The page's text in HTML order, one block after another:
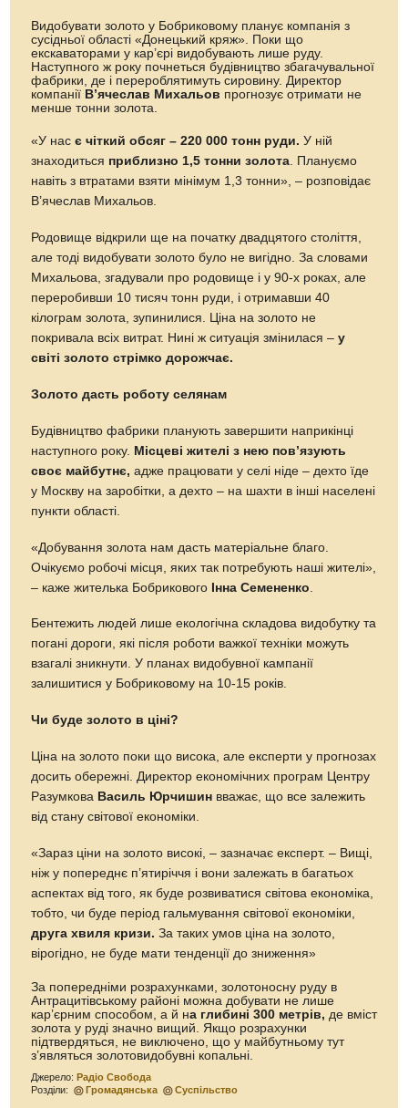
Видобувати золото у Бобриковому планує компанія з
сусідньої області «Донецький кряж». Поки що
екскаваторами у кар’єрі видобувають лише руду.
Наступного ж року почнеться будівництво збагачувальної
фабрики, де і перероблятимуть сировину. Директор
компанії В’ячеслав Михальов прогнозує отримати не
менше тонни золота.
«У насє чіткий обсяг – 220 000 тонн руди. У ній
знаходиться приблизно 1,5 тонни золота . Плануємо
навіть з втратами взяти мінімум 1,3 тонни», – розповідає
В’ячеслав Михальов.
Родовище відкрили ще на початку двадцятого століття,
але тоді видобувати золото було не вигідно. За словами
Михальова, згадували про родовище і у 90-х роках, але
переробивши 10 тисяч тонн руди, і отримавши 40
кілограм золота, зупинилися. Ціна на золото не
покривала всіх витрат. Нині ж ситуація змінилася –у
світі золото стрімко дорожчає.
Золото дасть роботу селянам
Будівництво фабрики планують завершити наприкінці
наступного року. Місцеві жителі з нею пов’язують
своє майбутнє, адже працювати у селі ніде – дехто їде
у Москву на заробітки, а дехто – на шахти в інші населені
пункти області.
«Добування золота нам дасть матеріальне благо.
Очікуємо робочі місця, яких так потребують наші жителі»,
– каже жителька Бобрикового Інна Семененко
Бентежить людей лише екологічна складова видобутку та
погані дороги, які після роботи важкої техніки можуть
взагалі зникнути. У планах видобувної кампанії
залишитися у Бобриковому на 10-15 років.
Чи буде золото в ціні?
Ціна на золото поки що висока, але експерти у прогнозах
досить обережні. Директор економічних програм Центру
Разумкова Василь Юрчишин вважає, що все залежить
від стану світової економіки.
«Зараз ціни на золото високі, – зазначає експерт. – Вищі,
ніж у попереднє п’ятиріччя і вони залежать в багатьох
аспектах від того, як буде розвиватися світова економіка,
тобто, чи буде період гальмування світової економіки,
друга хвиля кризи. За таких умов ціна на золото,
вірогідно, не буде мати тенденції до зниження»
За попередніми розрахунками, золотоносну руду в
Антрацитівському районі можна добувати не лише
кар’єрним способом, а й на глибині 300 метрів, де вміст
золота у руді значно вищий. Якщо розрахунки
підтвердяться, не виключено, що у майбутньому тут
з’являться золотовидобувні копальні.
Джерело: Радіо Свобода
Розділи:
Громадянська Суспільство